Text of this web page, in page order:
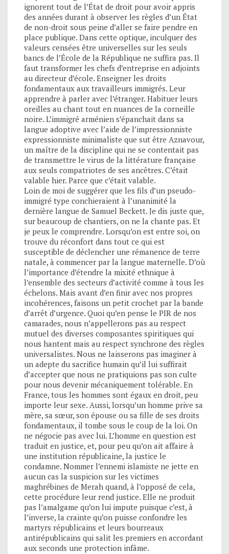
ignorent tout de l’État de droit pour avoir appris
des années durant à observer les règles d’un État
de non-droit sous peine d’aller se faire pendre en
place publique. Dans cette optique, inculquer des
valeurs censées être universelles sur les seuls
bancs de l’École de la République ne suffira pas. Il
faut transformer les chefs d’entreprise en adjoints
au directeur d’école. Enseigner les droits
fondamentaux aux travailleurs immigrés. Leur
apprendre à parler avec l’étranger. Habituer leurs
oreilles au chant tout en nuances de la corneille
noire. L’immigré arménien s’épanchait dans sa
langue adoptive avec l’aide de l’impressionniste
expressionniste minimaliste que sut être Aznavour,
un maître de la discipline qui ne se contentait pas
de transmettre le virus de la littérature française
aux seuls compatriotes de ses ancêtres. C’était
valable hier. Parce que c’était valable.
Loin de moi de suggérer que les fils d’un pseudo-
immigré type conchieraient à l’unanimité la
dernière langue de Samuel Beckett. Je dis juste que,
sur beaucoup de chantiers, on ne la chante pas. Et
je peux le comprendre. Lorsqu’on est entre soi, on
trouve du réconfort dans tout ce qui est
susceptible de déclencher une rémanence de terre
natale, à commencer par la langue maternelle. D’où
l’importance d’étendre la mixité ethnique à
l’ensemble des secteurs d’activité comme à tous les
échelons. Mais avant d’en finir avec nos propres
incohérences, faisons un petit crochet par la bande
d’arrêt d’urgence. Quoi qu’en pense le PIR de nos
camarades, nous n’appellerons pas au respect
mutuel des diverses composantes spiritiques qui
nous hantent mais au respect synchrone des règles
universalistes. Nous ne laisserons pas imaginer à
un adepte du sacrifice humain qu’il lui suffirait
d’accepter que nous ne pratiquions pas son culte
pour nous devenir mécaniquement tolérable. En
France, tous les hommes sont égaux en droit, peu
importe leur sexe. Aussi, lorsqu’un homme prive sa
mère, sa sœur, son épouse ou sa fille de ses droits
fondamentaux, il tombe sous le coup de la loi. On
ne négocie pas avec lui. L’homme en question est
traduit en justice, et, pour peu qu’on ait affaire à
une institution républicaine, la justice le
condamne. Nommer l’ennemi islamiste ne jette en
aucun cas la suspicion sur les victimes
maghrébines de Merah quand, à l’opposé de cela,
cette procédure leur rend justice. Elle ne produit
pas l’amalgame qu’on lui impute puisque c’est, à
l’inverse, la crainte qu’on puisse confondre les
martyrs républicains et leurs bourreaux
antirépublicains qui salit les premiers en accordant
aux seconds une protection infâme.